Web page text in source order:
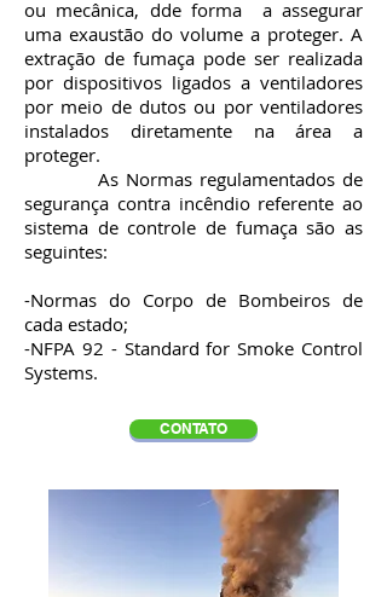
ou mecânica, dde forma a assegurar
uma exaustão do volume a proteger. A
extração de fumaça pode ser realizada
por dispositivos ligados a ventiladores
por meio de dutos ou por ventiladores
instalados diretamente na área a
proteger.
As Normas regulamentados de
segurança contra incêndio referente ao
sistema de controle de fumaça são as
seguintes:
-Normas do Corpo de Bombeiros de
cada estado;
-NFPA 92 - Standard for Smoke Control
Systems.
CONTATO